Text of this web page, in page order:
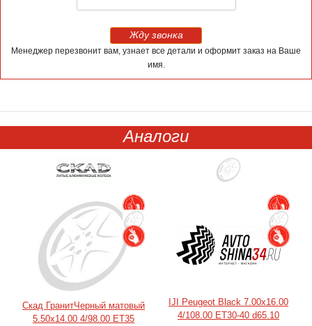
Жду звонка
Менеджер перезвонит вам, узнает все детали и оформит заказ на Ваше
имя.
Аналоги
Скад ГранитЧерный матовый
5.50x14.00 4/98.00 ET35
IJI Peugeot Black 7.00x16.00
4/108.00 ET30-40 d65.10